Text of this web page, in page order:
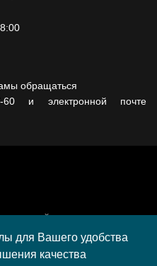
обращаться
и электронной почте
Конкурса социальных и
"ЛУКОЙЛ" на территории
для Вашего удобства
качества